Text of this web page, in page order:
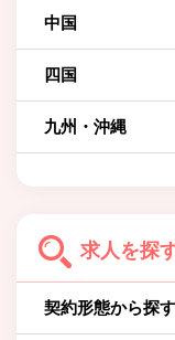
中国
四国
九州・沖縄
求人を探
契約形態から探す